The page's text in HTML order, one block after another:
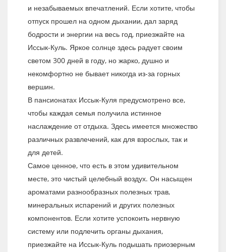
и незабываемых впечатлений. Если хотите, чтобы
отпуск прошел на одном дыхании, дал заряд
бодрости и энергии на весь год, приезжайте на
Иссык-Куль. Яркое солнце здесь радует своим
светом 300 дней в году, но жарко, душно и
некомфортно не бывает никогда из-за горных
вершин.
В пансионатах Иссык-Куля предусмотрено все,
чтобы каждая семья получила истинное
наслаждение от отдыха. Здесь имеется множество
различных развлечений, как для взрослых, так и
для детей.
Самое ценное, что есть в этом удивительном
месте, это чистый целебный воздух. Он насыщен
ароматами разнообразных полезных трав,
минеральных испарений и других полезных
компонентов. Если хотите успокоить нервную
систему или подлечить органы дыхания,
приезжайте на Иссык-Куль подышать приозерным